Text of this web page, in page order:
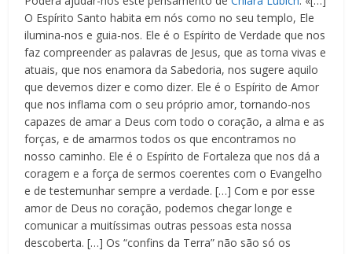
O Espírito Santo habita em nós como no seu templo, Ele
ilumina-nos e guia-nos. Ele é o Espírito de Verdade que nos
faz compreender as palavras de Jesus, que as torna vivas e
atuais, que nos enamora da Sabedoria, nos sugere aquilo
que devemos dizer e como dizer. Ele é o Espírito de Amor
que nos inflama com o seu próprio amor, tornando-nos
capazes de amar a Deus com todo o coração, a alma e as
forças, e de amarmos todos os que encontramos no
nosso caminho. Ele é o Espírito de Fortaleza que nos dá a
coragem e a força de sermos coerentes com o Evangelho
e de testemunhar sempre a verdade. […] Com e por esse
amor de Deus no coração, podemos chegar longe e
comunicar a muitíssimas outras pessoas esta nossa
descoberta. […] Os “confins da Terra” não são só os